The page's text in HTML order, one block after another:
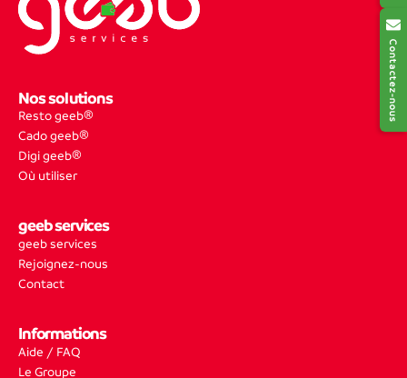
Contactez-nous
Nos solutions
Resto geeb®
Cado geeb®
Digi geeb®
Où utiliser
geeb services
geeb services
Rejoignez-nous
Contact
Informations
Aide / FAQ
Le Groupe